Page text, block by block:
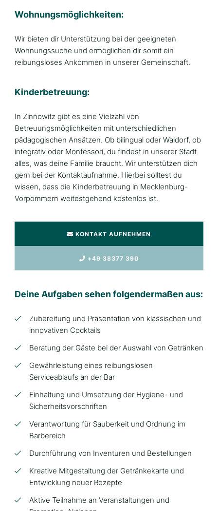
Wohnungsmöglichkeiten:
Wir bieten dir Unterstützung bei der geeigneten
Wohnungssuche und ermöglichen dir somit ein
reibungsloses Ankommen in unserer Gemeinschaft.
Kinderbetreuung:
In Zinnowitz gibt es eine Vielzahl von
Betreuungsmöglichkeiten mit unterschiedlichen
pädagogischen Ansätzen. Ob bilingual oder Waldorf, ob
integrativ oder Montessori, du findest in unserer Stadt
alles, was deine Familie braucht. Wir unterstützen dich
gern bei der Kontaktaufnahme. Hierbei solltest du
wissen, dass die Kinderbetreuung in Mecklenburg-
Vorpommern weitestgehend kostenlos ist.
KONTAKT AUFNEHMEN
+49 38377 390
Deine Aufgaben sehen folgendermaßen aus:
Zubereitung und Präsentation von klassischen und
innovativen Cocktails
Beratung der Gäste bei der Auswahl von Getränken
Gewährleistung eines reibungslosen
Serviceablaufs an der Bar
Einhaltung und Umsetzung der Hygiene- und
Sicherheitsvorschriften
Verantwortung für Sauberkeit und Ordnung im
Barbereich
Durchführung von Inventuren und Bestellungen
Kreative Mitgestaltung der Getränkekarte und
Entwicklung neuer Rezepte
Aktive Teilnahme an Veranstaltungen und